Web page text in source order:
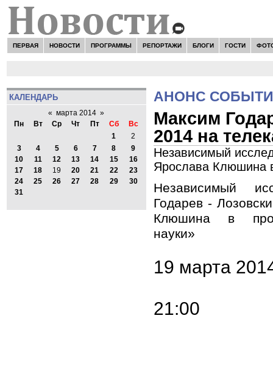
ПЕРВАЯ НОВОСТИ ПРОГРАММЫ РЕПОРТАЖИ БЛОГИ ГОСТИ
КАЛЕНДАРЬ
« марта 2014 »
Пн
Вт Ср Чт Пт Сб
Вс
1
2
3
4 5 6 7 8
9
10
11 12 13 14 15
16
17
18 19 20 21 22
23
24
25 26 27 28 29
30
31
АНОНС
Максим
2014 на
Независимый
Ярослава Клюшина
Независимый
Годарев -
Клюшина в
науки»
19 марта
21:00